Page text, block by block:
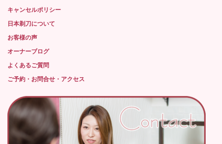
キャンセルポリシー
日本剃刀について
お客様の声
オーナーブログ
よくあるご質問
ご予約・お問合せ・アクセス